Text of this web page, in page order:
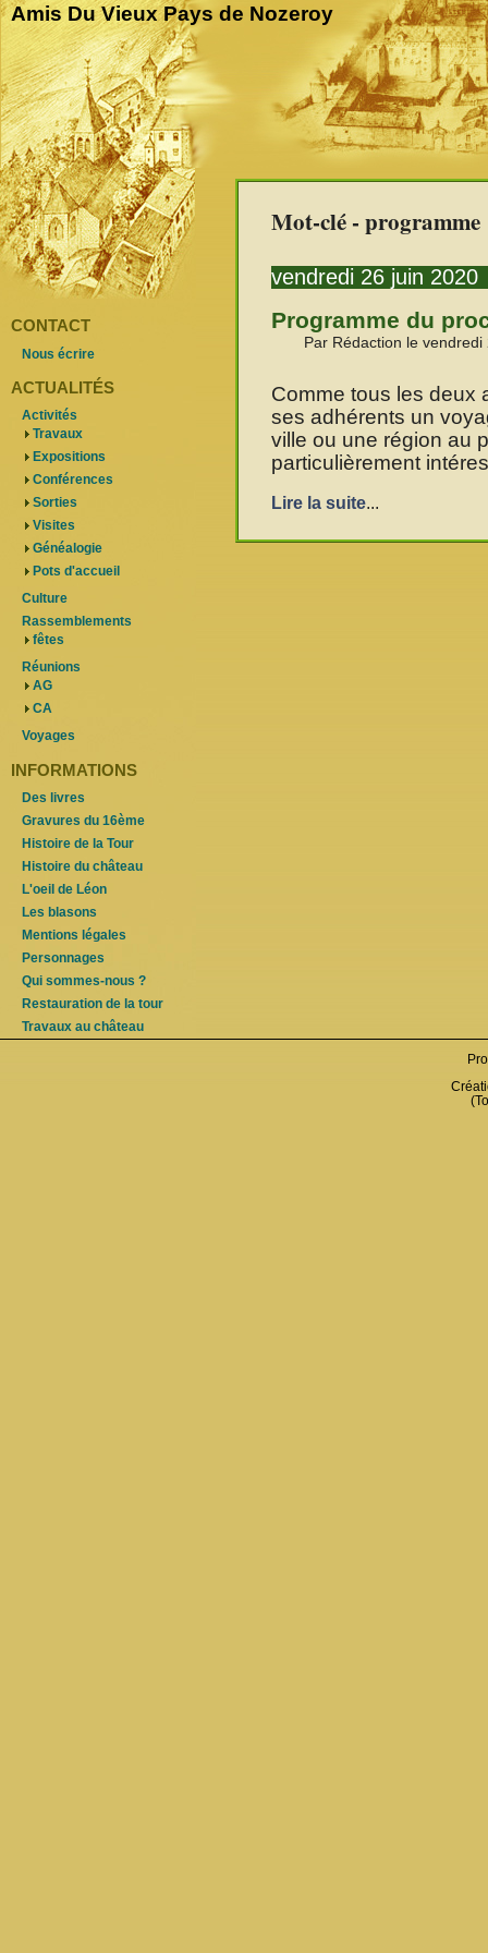
Amis Du Vieux Pays de Nozeroy
Mot-clé - programme
vendredi 26 juin 2020
Programme du
Par Rédaction le
Comme tous les deux
ses adhérents un
ville ou une région au
particulièrement
Lire la suite...
CONTACT
Nous écrire
ACTUALITÉS
Activités
Travaux
Expositions
Conférences
Sorties
Visites
Généalogie
Pots d'accueil
Culture
Rassemblements
fêtes
Réunions
AG
CA
Voyages
INFORMATIONS
Des livres
Gravures du 16ème
Histoire de la Tour
Histoire du château
L'oeil de Léon
Les blasons
Mentions légales
Personnages
Qui sommes-nous ?
Restauration de la tour
Travaux au château